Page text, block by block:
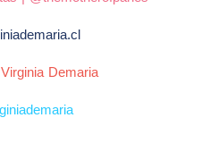
Demaria